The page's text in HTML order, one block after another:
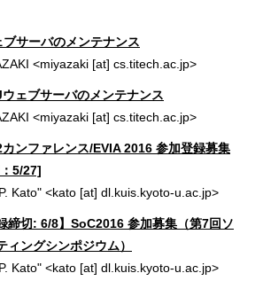
サーバのメンテナンス
<miyazaki [at] cs.titech.ac.jp>
ェブサーバのメンテナンス
<miyazaki [at] cs.titech.ac.jp>
ンファレンス/EVIA 2016 参加登録募集
5/27]
Kato" <kato [at] dl.kuis.kyoto-u.ac.jp>
切: 6/8】SoC2016 参加募集（第7回ソ
ングシンポジウム）
Kato" <kato [at] dl.kuis.kyoto-u.ac.jp>